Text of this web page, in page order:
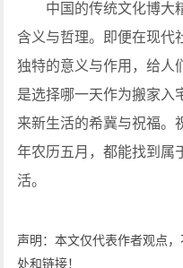
中国的传统文化博大
含义与哲理。即便在现代
独特的意义与作用，给人
是选择哪一天作为搬家入
来新生活的希冀与祝福。
年农历五月，都能找到属
活。
声明：本文仅代表作者观点
处和链接！